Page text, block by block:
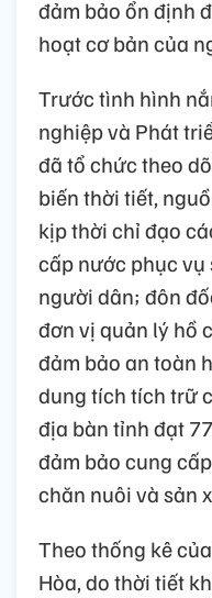
đảm bảo ổn định
hoạt cơ bản của
Trước tình hình
nghiệp và Phát
đã tổ chức theo
biến thời tiết,
kịp thời chỉ đạo
cấp nước phục vụ
người dân; đôn
đơn vị quản lý hồ
đảm bảo an toàn
dung tích tích trữ
địa bàn tỉnh đạt
đảm bảo cung
chăn nuôi và sản
Theo thống kê
Hòa, do thời tiết